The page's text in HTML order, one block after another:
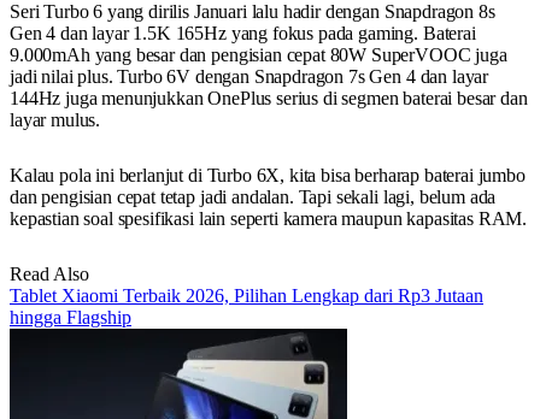
Seri Turbo 6 yang dirilis Januari lalu hadir dengan Snapdragon 8s
Gen 4 dan layar 1.5K 165Hz yang fokus pada gaming. Baterai
9.000mAh yang besar dan pengisian cepat 80W SuperVOOC juga
jadi nilai plus. Turbo 6V dengan Snapdragon 7s Gen 4 dan layar
144Hz juga menunjukkan OnePlus serius di segmen baterai besar dan
layar mulus.
Kalau pola ini berlanjut di Turbo 6X, kita bisa berharap baterai jumbo
dan pengisian cepat tetap jadi andalan. Tapi sekali lagi, belum ada
kepastian soal spesifikasi lain seperti kamera maupun kapasitas RAM.
Read Also
Tablet Xiaomi Terbaik 2026, Pilihan Lengkap dari Rp3 Jutaan
hingga Flagship